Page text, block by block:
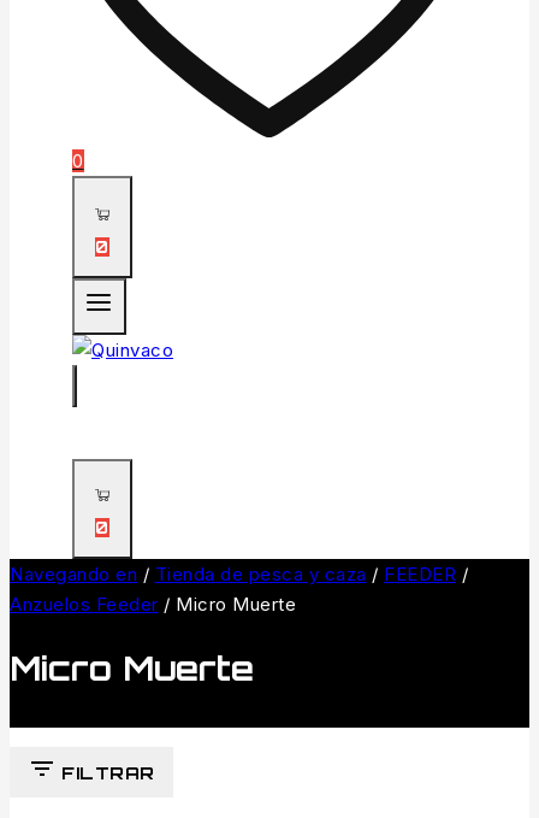
0
0
0
Navegando en / Tienda de pesca y caza / FEEDER /
Anzuelos Feeder / Micro Muerte
Micro Muerte
FILTRAR